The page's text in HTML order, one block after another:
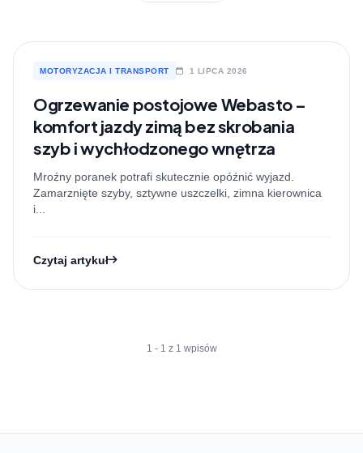
MOTORYZACJA I TRANSPORT 1 LIPCA 2026
Ogrzewanie postojowe Webasto –
komfort jazdy zimą bez skrobania
szyb i wychłodzonego wnętrza
Mroźny poranek potrafi skutecznie opóźnić wyjazd.
Zamarznięte szyby, sztywne uszczelki, zimna kierownica
i...
Czytaj artykuł
1 - 1 z 1 wpisów